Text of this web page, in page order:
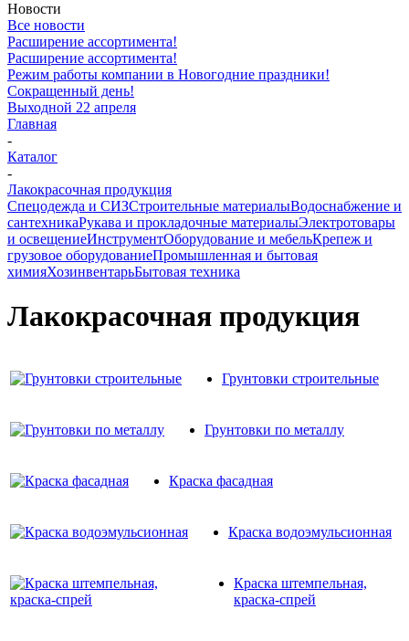
Новости
Все новости
Расширение ассортимента!
Расширение ассортимента!
Режим работы компании в Новогодние праздники!
Сокращенный день!
Выходной 22 апреля
Главная
-
Каталог
-
Лакокрасочная продукция
Спецодежда и СИЗСтроительные материалыВодоснабжение и
сантехникаРукава и прокладочные материалыЭлектротовары
и освещениеИнструментОборудование и мебельКрепеж и
грузовое оборудованиеПромышленная и бытовая
химияХозинвентарьБытовая техника
Лакокрасочная продукция
Грунтовки строительные
Грунтовки по металлу
Краска фасадная
Краска водоэмульсионная
Краска штемпельная,
краска-спрей